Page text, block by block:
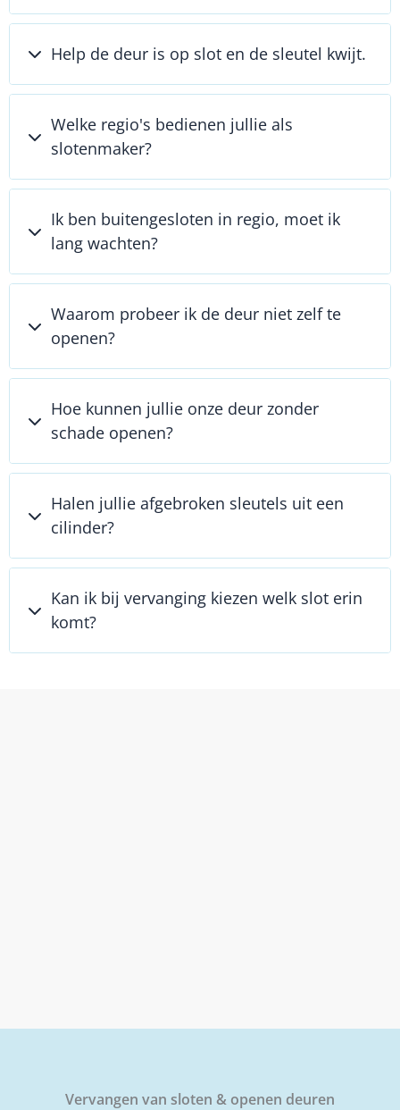
Help de deur is op slot en de sleutel kwijt.
Welke regio's bedienen jullie als
slotenmaker?
Ik ben buitengesloten in regio, moet ik
lang wachten?
Waarom probeer ik de deur niet zelf te
openen?
Hoe kunnen jullie onze deur zonder
schade openen?
Halen jullie afgebroken sleutels uit een
cilinder?
Kan ik bij vervanging kiezen welk slot erin
komt?
Vervangen van sloten & openen deuren